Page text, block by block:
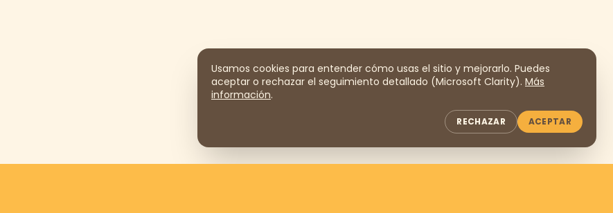
Usamos cookies para entender cómo usas el sitio y mejorarlo. Puedes
aceptar o rechazar el seguimiento detallado (Microsoft Clarity). Más
información.
RECHAZAR ACEPTAR